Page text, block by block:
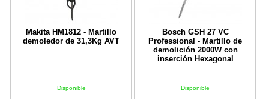
Makita HM1812 - Martillo
demoledor de 31,3Kg AVT
Disponible
Bosch GSH 27 VC
Professional - Martillo de
demolición 2000W con
inserción Hexagonal
Disponible